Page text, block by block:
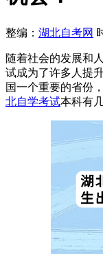
整编： 湖北自考网
随着社会的发展和
试成为了许多人提
国一个重要的省份
北自学考试本科有